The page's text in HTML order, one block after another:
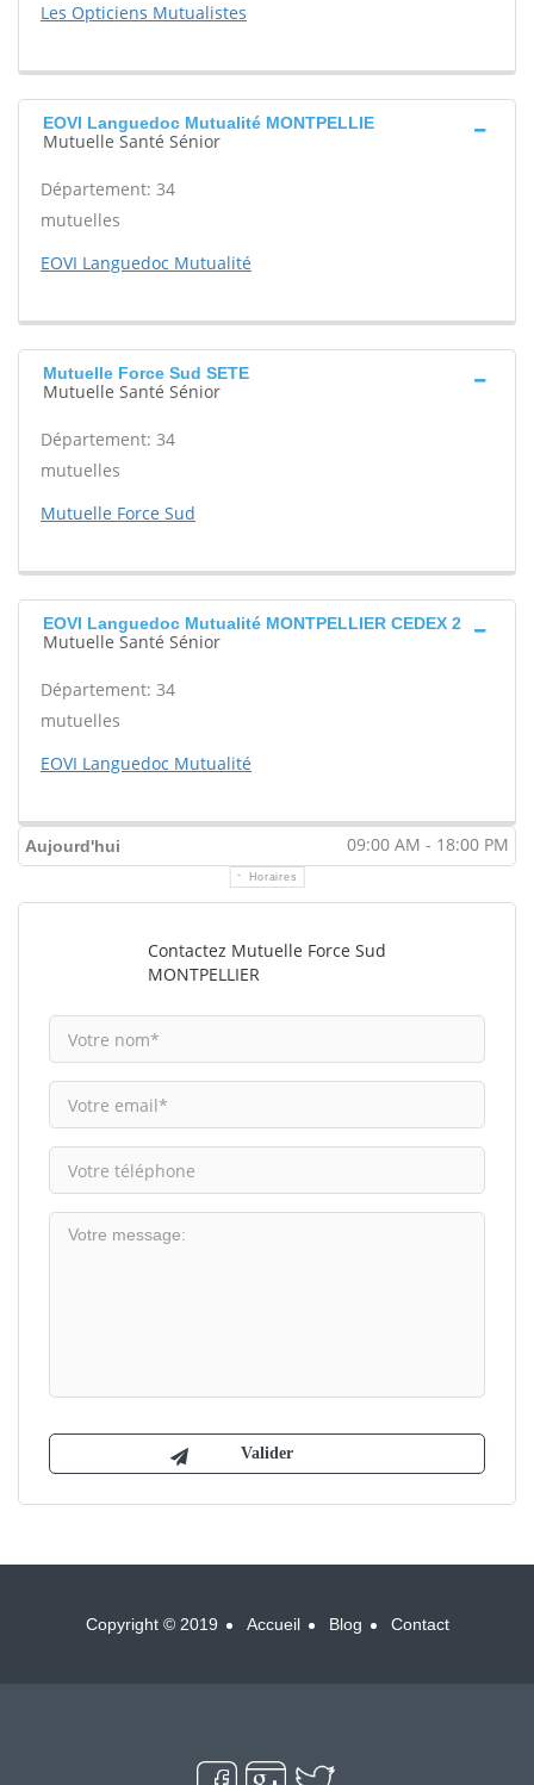
Les Opticiens Mutualistes
EOVI Languedoc Mutualité MONTPELLIE
Mutuelle Santé Sénior
Département: 34
mutuelles
EOVI Languedoc Mutualité
Mutuelle Force Sud SETE
Mutuelle Santé Sénior
Département: 34
mutuelles
Mutuelle Force Sud
EOVI Languedoc Mutualité MONTPELLIER CEDEX 2
Mutuelle Santé Sénior
Département: 34
mutuelles
EOVI Languedoc Mutualité
Aujourd'hui 09:00 AM - 18:00 PM
Horaires
Contactez Mutuelle Force Sud
MONTPELLIER
Copyright © 2019 Accueil Blog Contact